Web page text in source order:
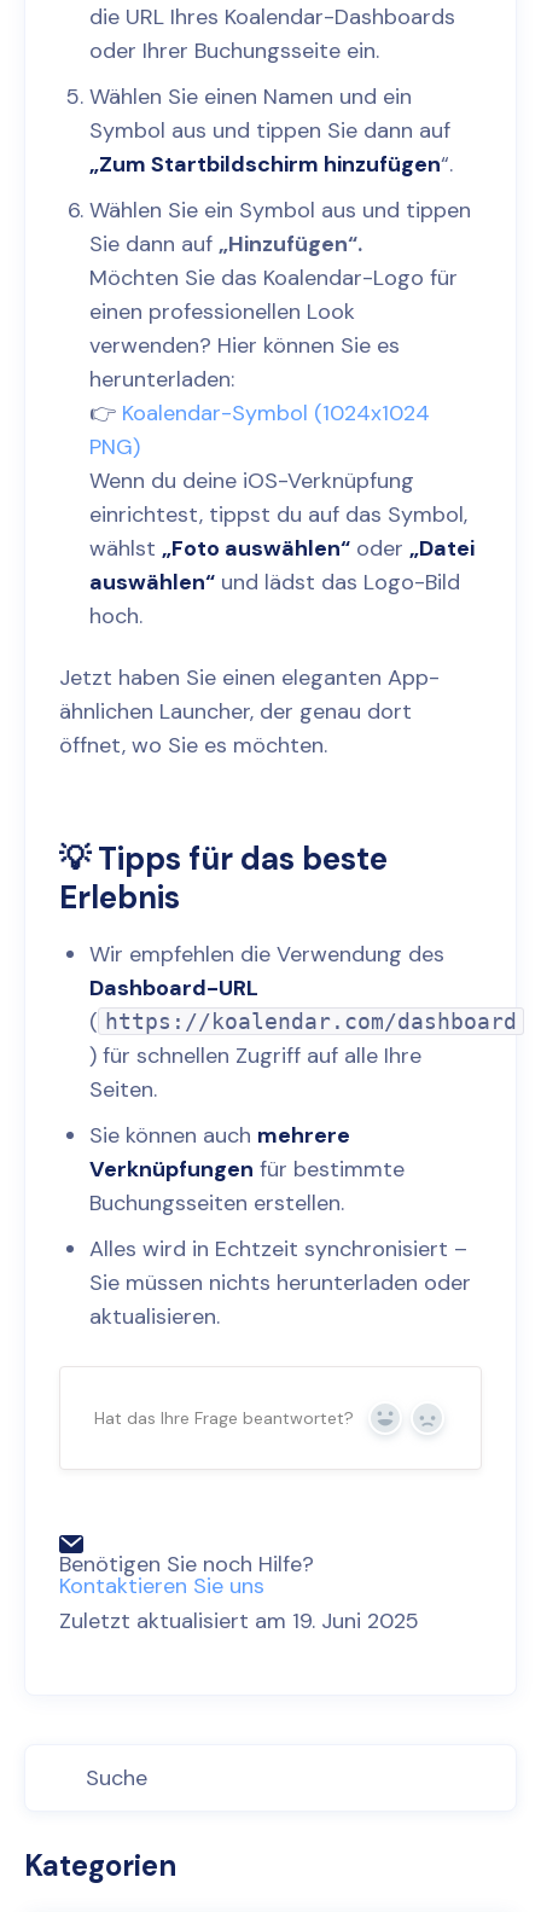
die URL Ihres Koalendar-Dashboards
oder Ihrer Buchungsseite ein.
Wählen Sie einen Namen und ein
Symbol aus und tippen Sie dann auf
„Zum Startbildschirm hinzufügen“.
Wählen Sie ein Symbol aus und tippen
Sie dann auf „Hinzufügen“.
Möchten Sie das Koalendar-Logo für
einen professionellen Look
verwenden? Hier können Sie es
herunterladen:
👉 Koalendar-Symbol (1024x1024
PNG)
Wenn du deine iOS-Verknüpfung
einrichtest, tippst du auf das Symbol,
wählst „Foto auswählen“ oder „Datei
auswählen“ und lädst das Logo-Bild
hoch.
Jetzt haben Sie einen eleganten App-
ähnlichen Launcher, der genau dort
öffnet, wo Sie es möchten.
💡 Tipps für das beste
Erlebnis
Wir empfehlen die Verwendung des
Dashboard-URL
( https://koalendar.com/dashboard
) für schnellen Zugriff auf alle Ihre
Seiten.
Sie können auch mehrere
Verknüpfungen für bestimmte
Buchungsseiten erstellen.
Alles wird in Echtzeit synchronisiert –
Sie müssen nichts herunterladen oder
aktualisieren.
Hat das Ihre Frage beantwortet? Ja Nein
Benötigen Sie noch Hilfe?
Kontaktieren Sie uns
Zuletzt aktualisiert am 19. Juni 2025
Kategorien